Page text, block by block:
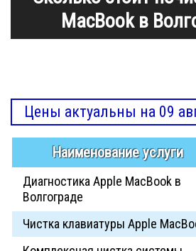
MacBook в
Цены актуальны на 09
Наименование услуги
Диагностика Apple MacBook в
Волгограде
Чистка клавиатуры Apple